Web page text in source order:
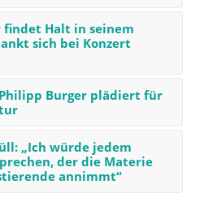
findet Halt in seinem
sich bei Konzert
Burger plädiert für
„Ich würde jedem
der die Materie
annimmt“